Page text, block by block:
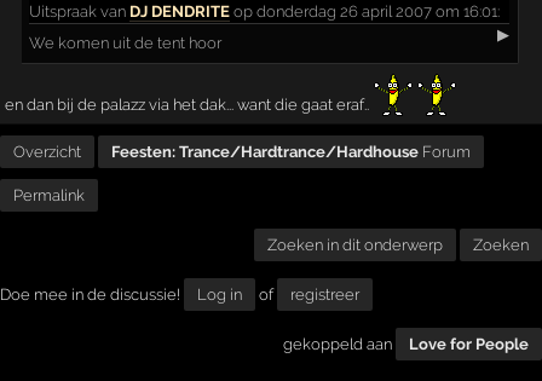
Uitspraak van DJ DENDRITE op donderdag 26 april 2007 om 16:01:
▶
We komen uit de tent hoor
en dan bij de palazz via het dak... want die gaat eraf..
Overzicht Feesten: Trance/Hardtrance/Hardhouse Forum
Permalink
Zoeken in dit onderwerp Zoeken
Doe mee in de discussie! Log in of registreer
gekoppeld aan Love for People